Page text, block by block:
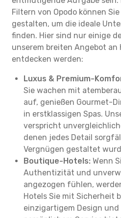
Filtern von Opodo können
gestalten, um die ideale
finden. Hier sind nur einige
unserem breiten Angebot an
entdecken werden:
Luxus & Premium-
Sie wachen mit
auf, genießen Gourmet-
in erstklassigen Spas.
verspricht
denen jedes Detail
Vergnügen gestaltet
Boutique-Hotels: Wenn
Authentizität und
angezogen fühlen,
Hotels Sie mit Sicherheit
einzigartigem Design